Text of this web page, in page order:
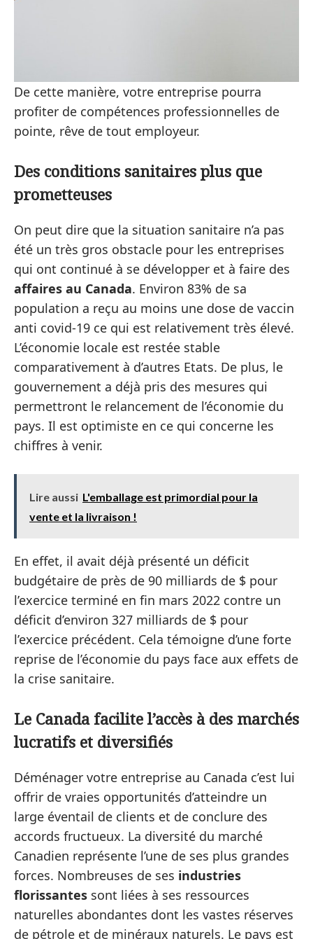
De cette manière, votre entreprise pourra
profiter de compétences professionnelles de
pointe, rêve de tout employeur.
Des conditions sanitaires plus que
prometteuses
On peut dire que la situation sanitaire n’a pas
été un très gros obstacle pour les entreprises
qui ont continué à se développer et à faire des
affaires au Canada. Environ 83% de sa
population a reçu au moins une dose de vaccin
anti covid-19 ce qui est relativement très élevé.
L’économie locale est restée stable
comparativement à d’autres Etats. De plus, le
gouvernement a déjà pris des mesures qui
permettront le relancement de l’économie du
pays. Il est optimiste en ce qui concerne les
chiffres à venir.
Lire aussi L'emballage est primordial pour la
vente et la livraison !
En effet, il avait déjà présenté un déficit
budgétaire de près de 90 milliards de $ pour
l’exercice terminé en fin mars 2022 contre un
déficit d’environ 327 milliards de $ pour
l’exercice précédent. Cela témoigne d’une forte
reprise de l’économie du pays face aux effets de
la crise sanitaire.
Le Canada facilite l’accès à des marchés
lucratifs et diversifiés
Déménager votre entreprise au Canada c’est lui
offrir de vraies opportunités d’atteindre un
large éventail de clients et de conclure des
accords fructueux. La diversité du marché
Canadien représente l’une de ses plus grandes
forces. Nombreuses de ses industries
florissantes sont liées à ses ressources
naturelles abondantes dont les vastes réserves
de pétrole et de minéraux naturels. Le pays est